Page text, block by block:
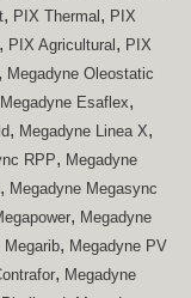
, PIX Thermal , PIX
, PIX Agricultural , PIX
, Megadyne Oleostatic
Megadyne Esaflex,
, Megadyne Linea X,
RPP, Megadyne
, Megadyne Megasync
, Megadyne
Megarib, Megadyne PV
, Megadyne